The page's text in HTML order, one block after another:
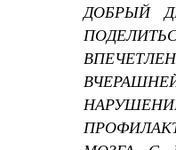
ДОБРЫЙ